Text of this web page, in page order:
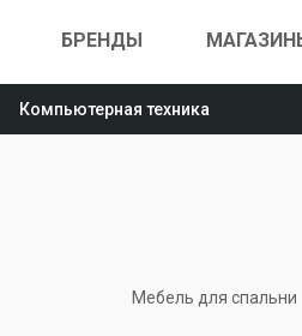
БРЕНДЫ
Компьютерная техника
Мебель для спальни